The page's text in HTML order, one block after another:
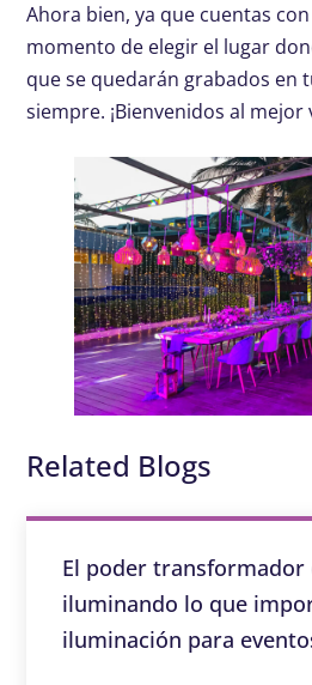
Ahora bien, ya que cuentas
momento de elegir el lugar
que se quedarán grabados en
siempre. ¡Bienvenidos al mejor
Related Blogs
El poder transformador
iluminando lo que
iluminación para